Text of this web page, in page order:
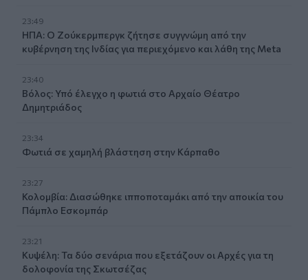
23:49
ΗΠΑ: Ο Ζούκερμπεργκ ζήτησε συγγνώμη από την
κυβέρνηση της Ινδίας για περιεχόμενο και λάθη της Meta
23:40
Βόλος: Υπό έλεγχο η φωτιά στο Αρχαίο Θέατρο
Δημητριάδος
23:34
Φωτιά σε χαμηλή βλάστηση στην Κάρπαθο
23:27
Κολομβία: Διασώθηκε ιπποποταμάκι από την αποικία του
Πάμπλο Εσκομπάρ
23:21
Κυψέλη: Τα δύο σενάρια που εξετάζουν οι Αρχές για τη
δολοφονία της Σκωτσέζας